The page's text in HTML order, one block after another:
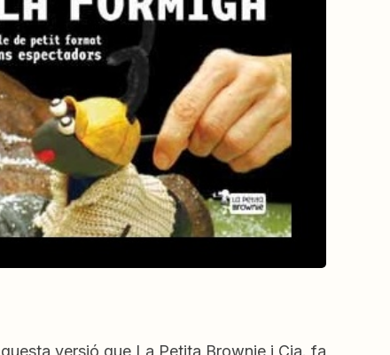
versió que La Petita Brownie i Cia. fa